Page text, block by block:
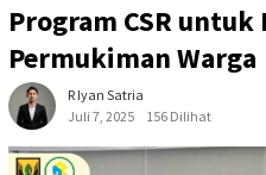
Program CSR untuk
Permukiman Warga
R Iyan Satria
Juli 7, 2025
156 Dilihat